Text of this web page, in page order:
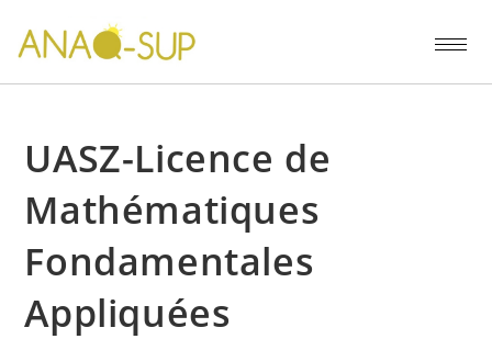
UASZ-Licence de
Mathématiques
Fondamentales
Appliquées